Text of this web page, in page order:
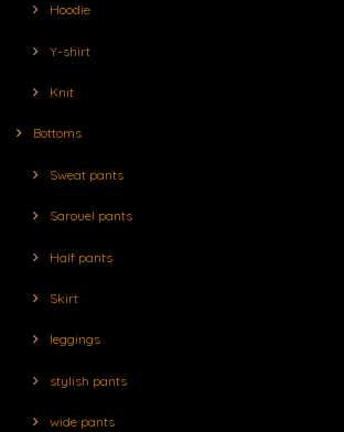
Hoodie
Y-shirt
Knit
Bottoms
Sweat pants
Sarouel pants
Half pants
Skirt
leggings
stylish pants
wide pants